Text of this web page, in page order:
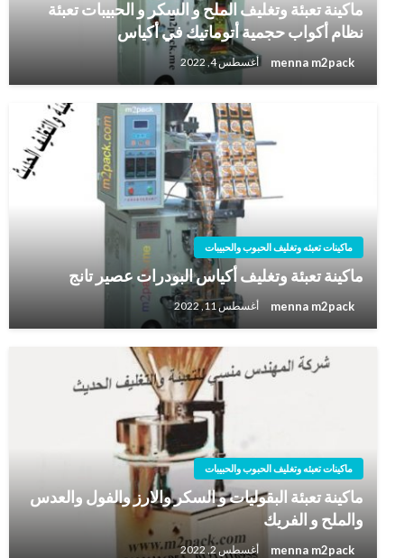
ماكينة تعبئة وتغليف الملح و السكر و الحبيبات تعبئة
نظام أكواب حجمية أتوماتيك في أكياس
menna m2pack أغسطس 4, 2022
ماكينات تعبئه وتغليف الحبوب والحبيبات
ماكينة تعبئة وتغليف أكياس البودرات عصير تانج
menna m2pack أغسطس 11, 2022
ماكينات تعبئه وتغليف الحبوب والحبيبات
ماكينة تعبئة البقوليات و السكر والارز والفول والعدس
والملح و الفريك
menna m2pack أغسطس 2, 2022